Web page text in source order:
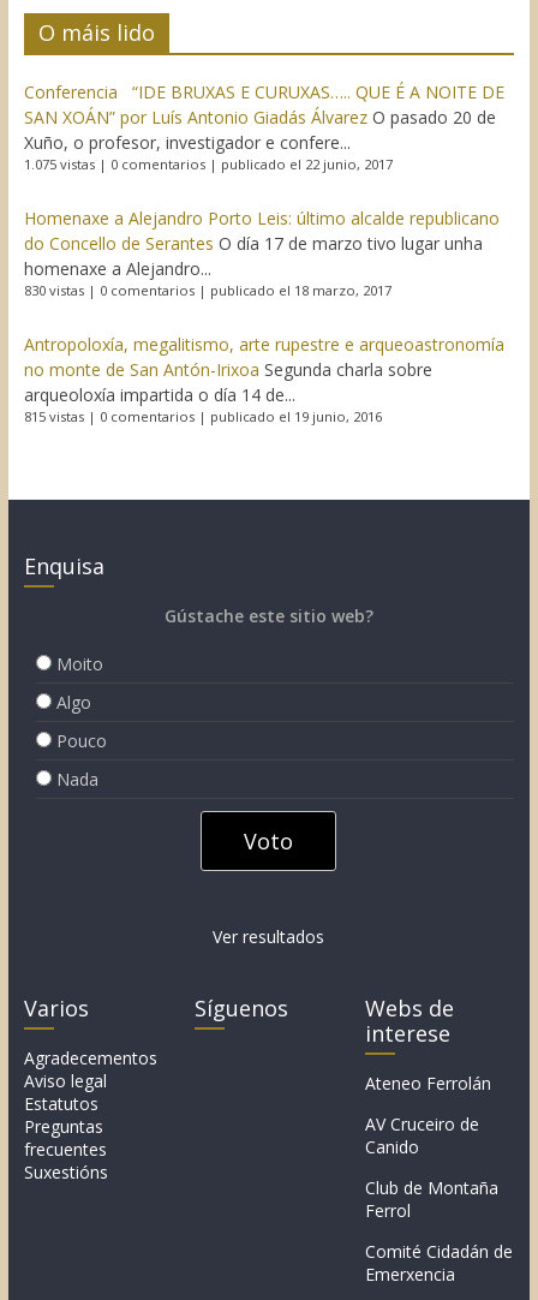
O máis lido
Conferencia “IDE BRUXAS E CURUXAS….. QUE É A NOITE DE
SAN XOÁN” por Luís Antonio Giadás Álvarez O pasado 20 de
Xuño, o profesor, investigador e confere...
1.075 vistas| 0 comentarios| publicado el 22 junio, 2017
Homenaxe a Alejandro Porto Leis: último alcalde republicano
do Concello de Serantes O día 17 de marzo tivo lugar unha
homenaxe a Alejandro...
830 vistas| 0 comentarios| publicado el 18 marzo, 2017
Antropoloxía, megalitismo, arte rupestre e arqueoastronomía
no monte de San Antón-Irixoa Segunda charla sobre
arqueoloxía impartida o día 14 de...
815 vistas| 0 comentarios| publicado el 19 junio, 2016
Enquisa
Gústache este sitio web?
Moito
Algo
Pouco
Nada
Ver resultados
Varios
Agradecementos
Aviso legal
Estatutos
Preguntas
frecuentes
Suxestións
Síguenos
Webs de
interese
Ateneo Ferrolán
AV Cruceiro de
Canido
Club de Montaña
Ferrol
Comité Cidadán de
Emerxencia